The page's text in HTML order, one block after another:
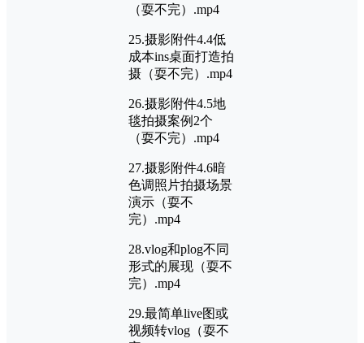
（耍不完）.mp4
25.摄影附件4.4低
成本ins桌面打造拍
摄（耍不完）.mp4
26.摄影附件4.5地
毯拍摄案例2个
（耍不完）.mp4
27.摄影附件4.6暗
色调照片拍摄场景
演示（耍不
完）.mp4
28.vlog和plog不同
形式的展现（耍不
完）.mp4
29.最简单live图或
视频转vlog（耍不